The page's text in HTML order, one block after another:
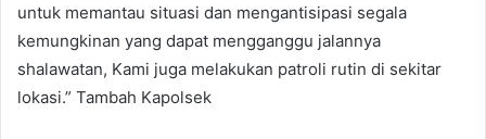
untuk memantau situasi dan mengantisipasi segala
kemungkinan yang dapat mengganggu jalannya
shalawatan, Kami juga melakukan patroli rutin di sekitar
lokasi.” Tambah Kapolsek